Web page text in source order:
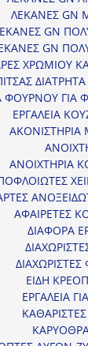
ΛΕΚΑΝΕΣ GN
GN
GN
ΧΡΩΜΙΟΥ
ΦΟΥΡΝΟΥ ΓΙΑ
ΕΡΓΑΛΕΙΑ
ΑΚΟΝΙΣΤΗΡΙΑ
ΑΝΟΙΧΤΗΡΙΑ
ΑΦΑΙΡΕΤΕΣ
ΔΙΑΦΟΡΑ
ΕΙΔΗ
ΕΡΓΑΛΕΙΑ